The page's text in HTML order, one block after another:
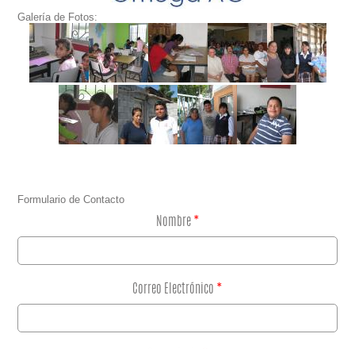
Galería de Fotos:
Formulario de Contacto
Nombre *
Correo Electrónico *